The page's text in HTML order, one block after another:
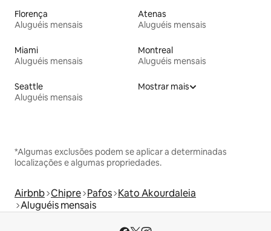
Florença
Aluguéis mensais
Atenas
Aluguéis mensais
Miami
Aluguéis mensais
Montreal
Aluguéis mensais
Seattle
Aluguéis mensais
Mostrar mais
*Algumas exclusões podem se aplicar a determinadas
localizações e algumas propriedades.
Airbnb Chipre Pafos Kato Akourdaleia
Aluguéis mensais